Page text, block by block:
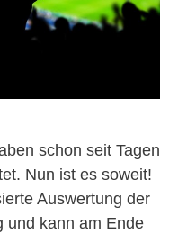
schon seit Tagen
Nun ist es soweit!
Auswertung der
und kann am Ende